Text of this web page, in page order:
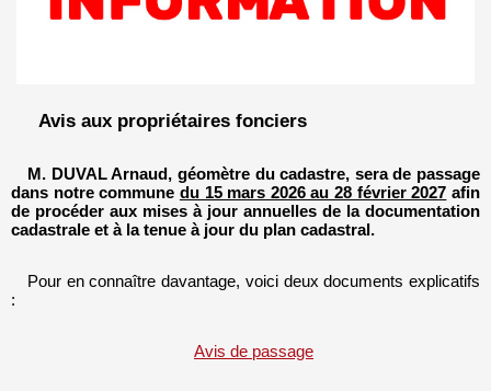
Avis aux propriétaires fonciers
M. DUVAL Arnaud, géomètre du cadastre, sera de passage
dans notre commune du 15 mars 2026 au 28 février 2027 afin
de procéder aux mises à jour annuelles de la documentation
cadastrale et à la tenue à jour du plan cadastral.
Pour en connaître davantage, voici deux documents explicatifs
:
Avis de passage